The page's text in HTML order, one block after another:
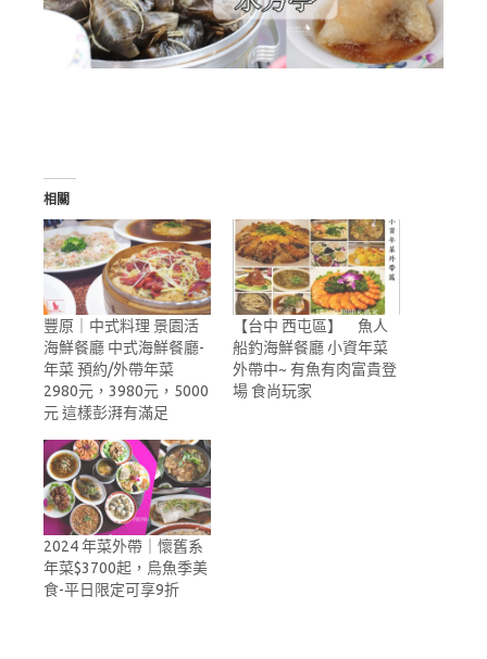
相關
豐原｜中式料理 景園活
海鮮餐廳 中式海鮮餐廳-
年菜 預約/外帶年菜
2980元，3980元，5000
元 這樣彭湃有滿足
【台中 西屯區】 魚人
船釣海鮮餐廳 小資年菜
外帶中~ 有魚有肉富貴登
場 食尚玩家
2024 年菜外帶｜懷舊系
年菜$3700起，烏魚季美
食-平日限定可享9折